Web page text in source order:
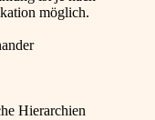
möglich.
Hierarchien